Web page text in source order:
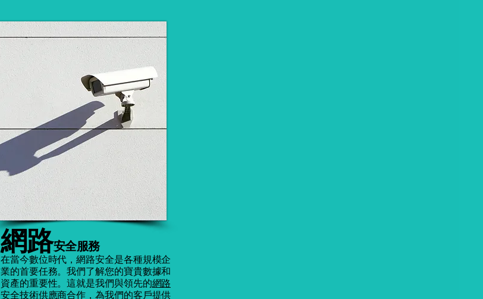
網路安全服務
在當今數位時代，網路安全是各種規模企
業的首要任務。我們了解您的寶貴數據和
資產的重要性。這就是我們與領先的網路
安全技術供應商合作，為我們的客戶提供